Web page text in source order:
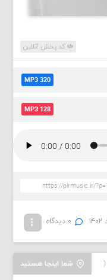
کد پخش آنلاین
MP3 320
MP3 128
۰ دیدگاه
شما اینجا هستید